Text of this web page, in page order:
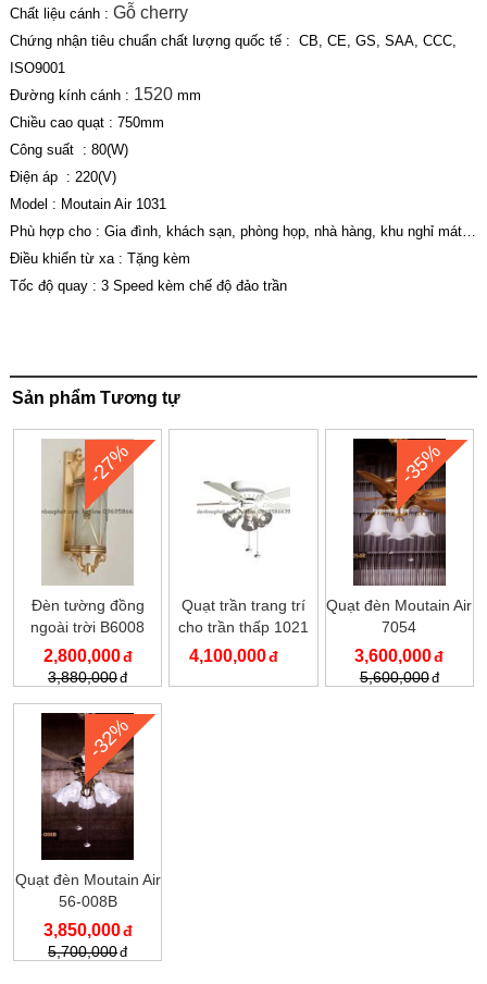
Chất liệu cánh : Gỗ cherry
Chứng nhận tiêu chuẩn chất lượng quốc tế : CB, CE, GS, SAA, CCC,
ISO9001
Đường kính cánh : 1520mm
Chiều cao quạt : 750mm
Công suất : 80(W)
Điện áp : 220(V)
Model : Moutain Air 1031
Phù hợp cho : Gia đình, khách sạn, phòng họp, nhà hàng, khu nghỉ mát…
Điều khiển từ xa : Tặng kèm
Tốc độ quay : 3 Speed kèm chế độ đảo trần
Sản phẩm Tương tự
-27%
Đèn tường đồng
ngoài trời B6008
2,800,000
3,880,000
Quạt trần trang trí
cho trần thấp 1021
4,100,000
-35%
Quạt đèn Moutain Air
7054
3,600,000
5,600,000
-32%
Quạt đèn Moutain Air
56-008B
3,850,000
5,700,000